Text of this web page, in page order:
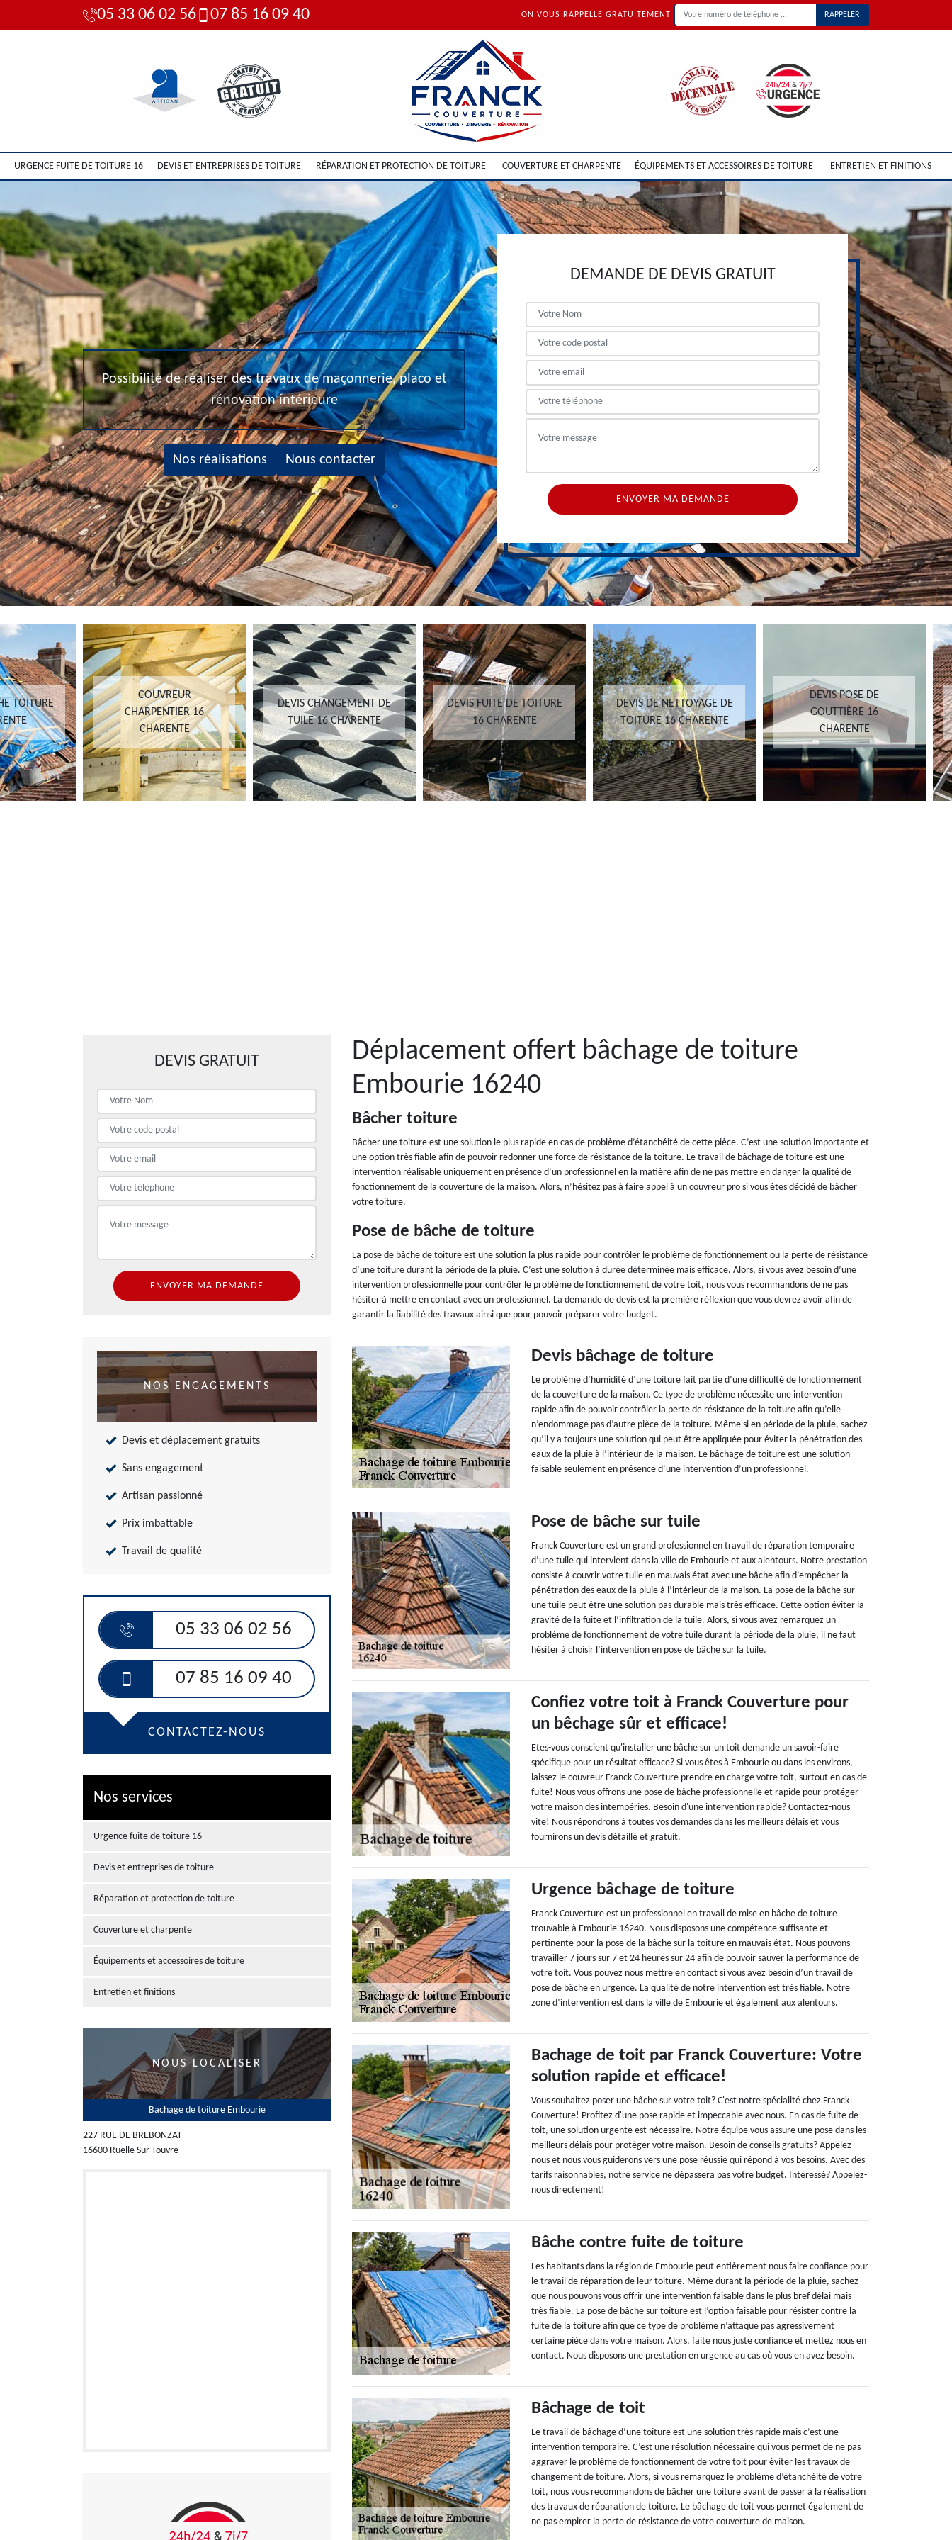
05 33 06 02 56 07 85 16 09 40 ON VOUS RAPPELLE GRATUITEMENT
URGENCE FUITE DE TOITURE 16 DEVIS ET ENTREPRISES DE TOITURE RÉPARATION ET PROTECTION DE TOITURE COUVERTURE ET CHARPENTE ÉQUIPEMENTS ET ACCESSOIRES DE TOITURE ENTRETIEN ET FINITIONS
Possibilité de réaliser des travaux de maçonnerie, placo et
rénovation intérieure
Nos réalisations Nous contacter
DEMANDE DE DEVIS GRATUIT
COUVREUR
CHARPENTIER 16
CHARENTE
DEVIS CHANGEMENT DE
TUILE 16 CHARENTE
DEVIS FUITE DE TOITURE
16 CHARENTE
DEVIS DE NETTOYAGE DE
TOITURE 16 CHARENTE
DEVIS POSE DE
GOUTTIÈRE 16
CHARENTE
DEVIS GRATUIT
NOS ENGAGEMENTS
Devis et déplacement gratuits
Sans engagement
Artisan passionné
Prix imbattable
Travail de qualité
05 33 06 02 56
07 85 16 09 40
CONTACTEZ-NOUS
Nos services
Urgence fuite de toiture 16
Devis et entreprises de toiture
Réparation et protection de toiture
Couverture et charpente
Équipements et accessoires de toiture
Entretien et finitions
NOUS LOCALISER
Bachage de toiture Embourie
227 RUE DE BREBONZAT
16600 Ruelle Sur Touvre
Déplacement offert bâchage de toiture
Embourie 16240
Bâcher toiture
Bâcher une toiture est une solution le plus rapide en cas de problème d’étanchéité de cette pièce. C’est une solution importante et
une option très fiable afin de pouvoir redonner une force de résistance de la toiture. Le travail de bâchage de toiture est une
intervention réalisable uniquement en présence d’un professionnel en la matière afin de ne pas mettre en danger la qualité de
fonctionnement de la couverture de la maison. Alors, n’hésitez pas à faire appel à un couvreur pro si vous êtes décidé de bâcher
votre toiture.
Pose de bâche de toiture
La pose de bâche de toiture est une solution la plus rapide pour contrôler le problème de fonctionnement ou la perte de résistance
d’une toiture durant la période de la pluie. C’est une solution à durée déterminée mais efficace. Alors, si vous avez besoin d’une
intervention professionnelle pour contrôler le problème de fonctionnement de votre toit, nous vous recommandons de ne pas
hésiter à mettre en contact avec un professionnel. La demande de devis est la première réflexion que vous devrez avoir afin de
garantir la fiabilité des travaux ainsi que pour pouvoir préparer votre budget.
Devis bâchage de toiture
Le problème d’humidité d’une toiture fait partie d’une difficulté de fonctionnement
de la couverture de la maison. Ce type de problème nécessite une intervention
rapide afin de pouvoir contrôler la perte de résistance de la toiture afin qu’elle
n’endommage pas d’autre pièce de la toiture. Même si en période de la pluie, sachez
qu’il y a toujours une solution qui peut être appliquée pour éviter la pénétration des
eaux de la pluie à l’intérieur de la maison. Le bâchage de toiture est une solution
faisable seulement en présence d’une intervention d’un professionnel.
Pose de bâche sur tuile
Franck Couverture est un grand professionnel en travail de réparation temporaire
d’une tuile qui intervient dans la ville de Embourie et aux alentours. Notre prestation
consiste à couvrir votre tuile en mauvais état avec une bâche afin d’empêcher la
pénétration des eaux de la pluie à l’intérieur de la maison. La pose de la bâche sur
une tuile peut être une solution pas durable mais très efficace. Cette option éviter la
gravité de la fuite et l’infiltration de la tuile. Alors, si vous avez remarquez un
problème de fonctionnement de votre tuile durant la période de la pluie, il ne faut
hésiter à choisir l’intervention en pose de bâche sur la tuile.
Confiez votre toit à Franck Couverture pour
un bêchage sûr et efficace!
Etes-vous conscient qu'installer une bâche sur un toit demande un savoir-faire
spécifique pour un résultat efficace? Si vous êtes à Embourie ou dans les environs,
laissez le couvreur Franck Couverture prendre en charge votre toit, surtout en cas de
fuite! Nous vous offrons une pose de bâche professionnelle et rapide pour protéger
votre maison des intempéries. Besoin d'une intervention rapide? Contactez-nous
vite! Nous répondrons à toutes vos demandes dans les meilleurs délais et vous
fournirons un devis détaillé et gratuit.
Urgence bâchage de toiture
Franck Couverture est un professionnel en travail de mise en bâche de toiture
trouvable à Embourie 16240. Nous disposons une compétence suffisante et
pertinente pour la pose de la bâche sur la toiture en mauvais état. Nous pouvons
travailler 7 jours sur 7 et 24 heures sur 24 afin de pouvoir sauver la performance de
votre toit. Vous pouvez nous mettre en contact si vous avez besoin d’un travail de
pose de bâche en urgence. La qualité de notre intervention est très fiable. Notre
zone d’intervention est dans la ville de Embourie et également aux alentours.
Bachage de toit par Franck Couverture: Votre
solution rapide et efficace!
Vous souhaitez poser une bâche sur votre toit? C'est notre spécialité chez Franck
Couverture! Profitez d'une pose rapide et impeccable avec nous. En cas de fuite de
toit, une solution urgente est nécessaire. Notre équipe vous assure une pose dans les
meilleurs délais pour protéger votre maison. Besoin de conseils gratuits? Appelez-
nous et nous vous guiderons vers une pose réussie qui répond à vos besoins. Avec des
tarifs raisonnables, notre service ne dépassera pas votre budget. Intéressé? Appelez-
nous directement!
Bâche contre fuite de toiture
Les habitants dans la région de Embourie peut entièrement nous faire confiance pour
le travail de réparation de leur toiture. Même durant la période de la pluie, sachez
que nous pouvons vous offrir une intervention faisable dans le plus bref délai mais
très fiable. La pose de bâche sur toiture est l’option faisable pour résister contre la
fuite de la toiture afin que ce type de problème n’attaque pas agressivement
certaine pièce dans votre maison. Alors, faite nous juste confiance et mettez nous en
contact. Nous disposons une prestation en urgence au cas où vous en avez besoin.
Bâchage de toit
Le travail de bâchage d’une toiture est une solution très rapide mais c’est une
intervention temporaire. C’est une résolution nécessaire qui vous permet de ne pas
aggraver le problème de fonctionnement de votre toit pour éviter les travaux de
changement de toiture. Alors, si vous remarquez le problème d’étanchéité de votre
toit, nous vous recommandons de bâcher une toiture avant de passer à la réalisation
des travaux de réparation de toiture. Le bâchage de toit vous permet également de
ne pas empirer la perte de résistance de votre couverture de maison.